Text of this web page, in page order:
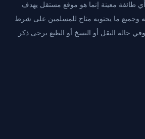
طائفة معينة إنما هو موقع مستقل يهدف
وجميع ما يحتويه متاح للمسلمين على شرط
حالة النقل أو النسخ أو الطبع يرجى ذكر